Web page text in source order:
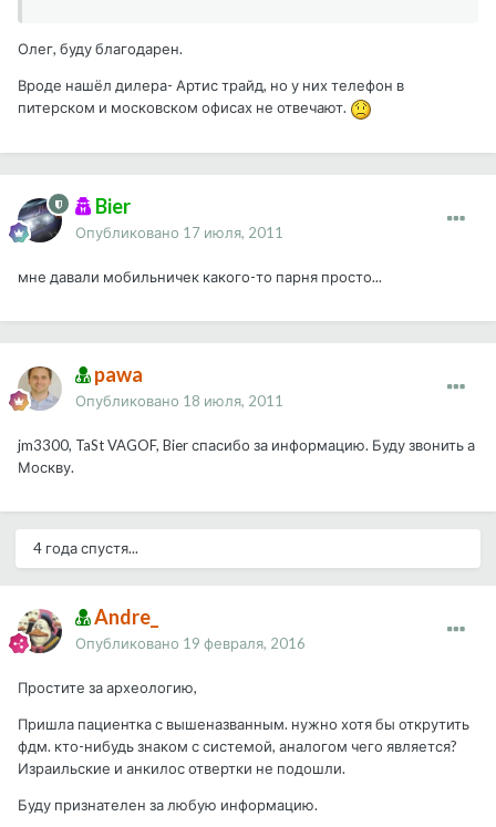
Олег, буду благодарен.
Вроде нашёл дилера- Артис трайд, но у них телефон в
питерском и московском офисах не отвечают.
Bier
Опубликовано 17 июля, 2011
мне давали мобильничек какого-то парня просто...
pawa
Опубликовано 18 июля, 2011
jm3300, TaSt VAGOF, Bier спасибо за информацию. Буду звонить а
Москву.
4 года спустя...
Andre_
Опубликовано 19 февраля, 2016
Простите за археологию,
Пришла пациентка с вышеназванным. нужно хотя бы открутить
фдм. кто-нибудь знаком с системой, аналогом чего является?
Израильские и анкилос отвертки не подошли.
Буду признателен за любую информацию.